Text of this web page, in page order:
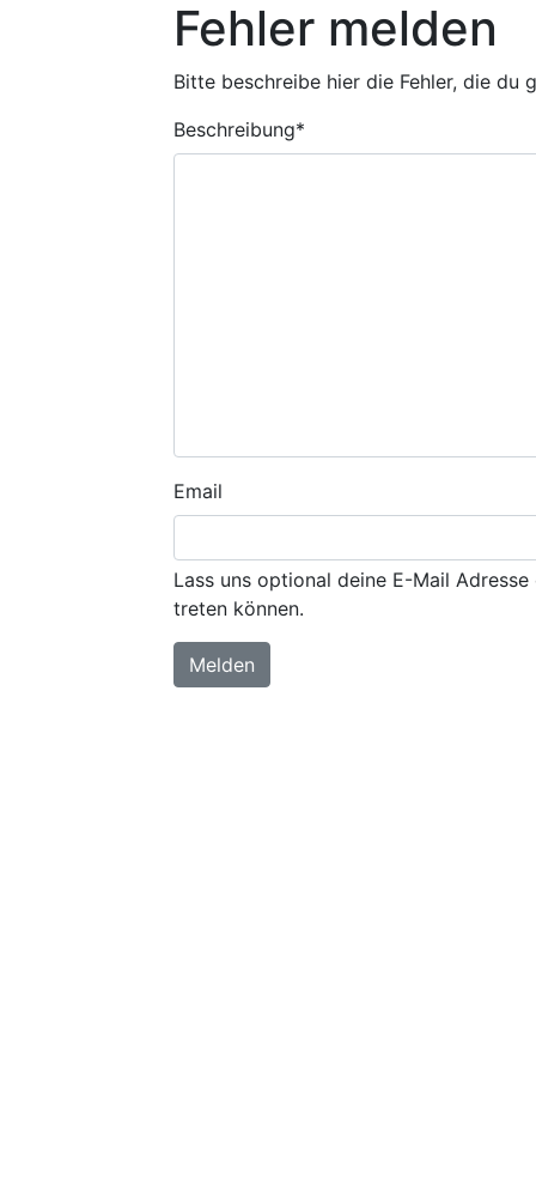
Fehler melden
Bitte beschreibe hier die Fehler, die du
Beschreibung*
Email
Lass uns optional deine E-Mail
treten können.
Melden